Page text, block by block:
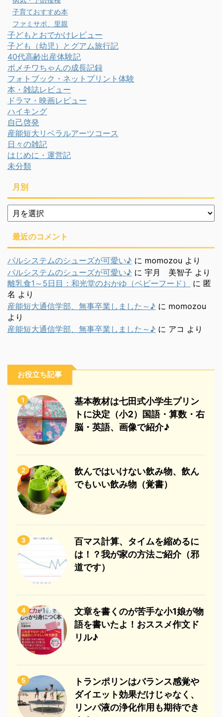
子育ておすすめ本
ファミサポ、里親
子どもとおでかけレビュー
子ども（幼児）とグアム旅行記
40代高齢出産体験記
ポメチワちゃんの成長記録
フォトブック・ネットプリント体験
本・雑誌レビュー
ドラマ・映画レビュー
ハイキング
自己啓発
産能短大リベラルアーツコース
日々の雑記
はじめに・運営記
未分類
月別
月
別
最近のコメント
パルシステムのシューズが可愛い♪ に momozou より
パルシステムのシューズが可愛い♪ に 宇月 美智子 より
離乳食1～5日目：和光堂のおかゆ（ベビーフード）
に 匿
名 より
産能短大通信学部、無事卒業しました～♪ に momozou
より
産能短大通信学部、無事卒業しました～♪ に アコ より
お役立ち記事
1
基本教材は七田式小学生プリン
トに決定（小2）国語・算数・右
脳・英語、画像で紹介♪
2
飲んではいけない飲み物、飲ん
でもいい飲み物（覚書）
3
百マス計算、タイムを縮めるに
は！？我が家の方法ご紹介（邪
道です）
4
文章を書くのが苦手な小1娘が物
語を書いたよ！おススメ作文ド
リル♪
5
トランポリンはバランス感覚や
ダイエット効果だけじゃなく、
リンパ液の浄化作用も期待でき